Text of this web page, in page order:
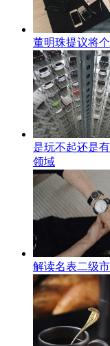
董明珠提议将
是玩不起还是
领域
解读名表二级